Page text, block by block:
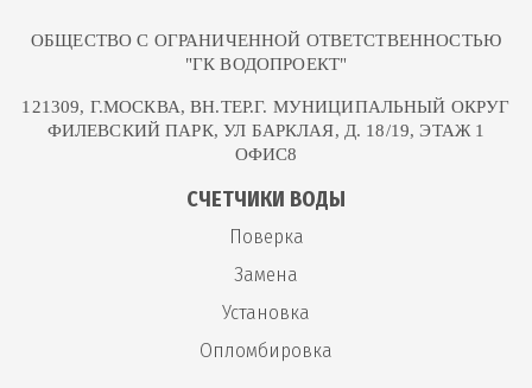
ОБЩЕСТВО С ОГРАНИЧЕННОЙ ОТВЕТСТВЕННОСТЬЮ
"ГК ВОДОПРОЕКТ"
121309, Г.МОСКВА, ВН.ТЕР.Г. МУНИЦИПАЛЬНЫЙ ОКРУГ
ФИЛЕВСКИЙ ПАРК, УЛ БАРКЛАЯ, Д. 18/19, ЭТАЖ 1
ОФИС8
СЧЕТЧИКИ ВОДЫ
Поверка
Замена
Установка
Опломбировка